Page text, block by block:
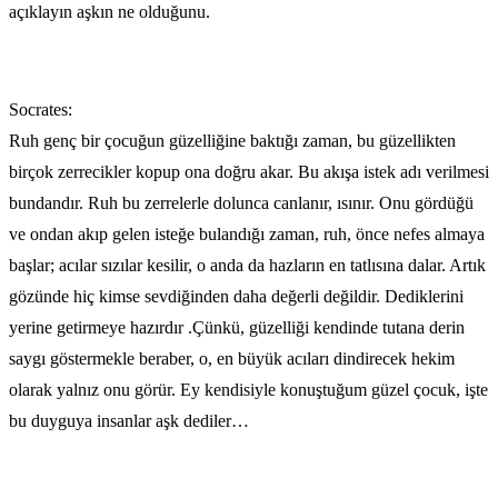
açıklayın aşkın ne olduğunu.
Socrates:
Ruh genç bir çocuğun güzelliğine baktığı zaman, bu güzellikten
birçok zerrecikler kopup ona doğru akar. Bu akışa istek adı verilmesi
bundandır. Ruh bu zerrelerle dolunca canlanır, ısınır. Onu gördüğü
ve ondan akıp gelen isteğe bulandığı zaman, ruh, önce nefes almaya
başlar; acılar sızılar kesilir, o anda da hazların en tatlısına dalar. Artık
gözünde hiç kimse sevdiğinden daha değerli değildir. Dediklerini
yerine getirmeye hazırdır .Çünkü, güzelliği kendinde tutana derin
saygı göstermekle beraber, o, en büyük acıları dindirecek hekim
olarak yalnız onu görür. Ey kendisiyle konuştuğum güzel çocuk, işte
bu duyguya insanlar aşk dediler…